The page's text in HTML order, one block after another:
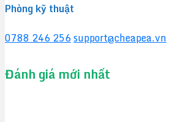
Phòng kỹ thuật
0788 246 256support@cheapea.vn
Đánh giá mới nhất